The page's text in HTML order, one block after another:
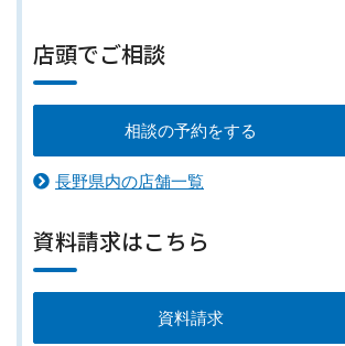
店頭でご相談
相談の予約をする
長野県内の店舗一覧
資料請求はこちら
資料請求